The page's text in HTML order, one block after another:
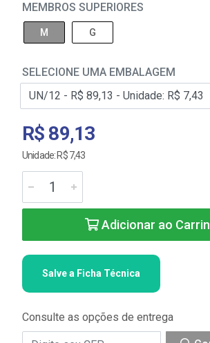
MEMBROS SUPERIORES
M G
SELECIONE UMA EMBALAGEM
R$ 89,13
Unidade: R$ 7,43
Adicionar ao
Salve a Ficha Técnica
Consulte as opções de entrega